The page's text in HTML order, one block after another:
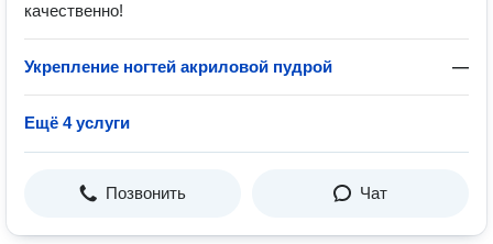
качественно!
Укрепление ногтей акриловой пудрой —
Ещё 4 услуги
Позвонить Чат